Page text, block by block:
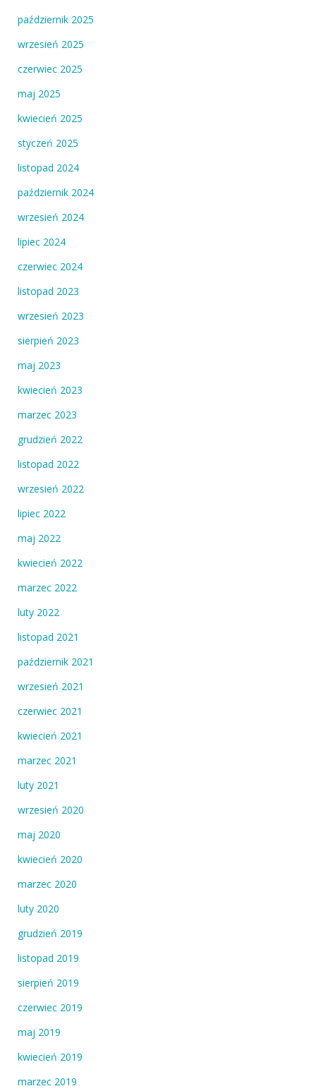
październik 2025
wrzesień 2025
czerwiec 2025
maj 2025
kwiecień 2025
styczeń 2025
listopad 2024
październik 2024
wrzesień 2024
lipiec 2024
czerwiec 2024
listopad 2023
wrzesień 2023
sierpień 2023
maj 2023
kwiecień 2023
marzec 2023
grudzień 2022
listopad 2022
wrzesień 2022
lipiec 2022
maj 2022
kwiecień 2022
marzec 2022
luty 2022
listopad 2021
październik 2021
wrzesień 2021
czerwiec 2021
kwiecień 2021
marzec 2021
luty 2021
wrzesień 2020
maj 2020
kwiecień 2020
marzec 2020
luty 2020
grudzień 2019
listopad 2019
sierpień 2019
czerwiec 2019
maj 2019
kwiecień 2019
marzec 2019